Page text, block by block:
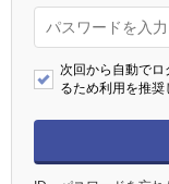
次回から自動で
るため利用を推奨